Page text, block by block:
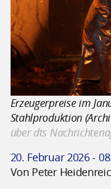
Erzeugerpreise im
Stahlproduktion
über dts
20. Februar 2026 -
Von Peter